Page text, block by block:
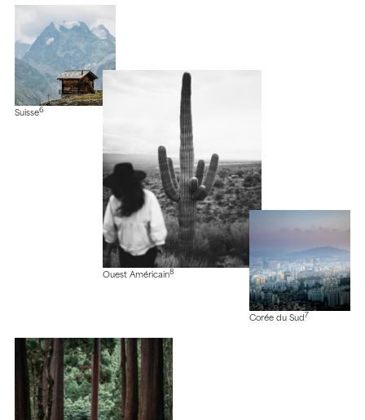
Suisse6
Ouest Américain8
Corée du Sud 7